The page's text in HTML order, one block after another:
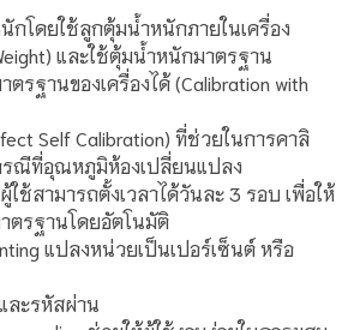
กโดยใช้ลูกตุ้มน้ำหนักภายในเครื่อง
และใช้ตุ้มน้ำหนักมาตรฐาน
รฐานของเครื่องได้ (Calibration with
Self Calibration) ที่ช่วยในการคาลิ
รณีที่อุณหภูมิห้องเปลี่ยนแปลง
ใช้สามารถตั้งเวลาได้วันละ 3 รอบ เพื่อให้
ตรฐานโดยอัตโนมัติ
แปลงหน่วยเป็นเปอร์เซ็นต์ หรือ
ละรหัสผ่าน